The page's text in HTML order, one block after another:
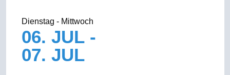
Dienstag - Mittwoch
06. JUL -
07. JUL